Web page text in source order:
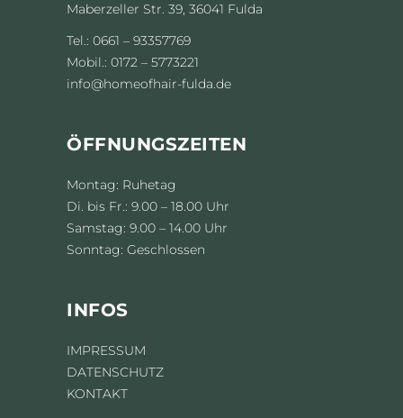
Maberzeller Str. 39, 36041 Fulda
Tel.: 0661 – 93357769
Mobil.: 0172 – 5773221
info@homeofhair-fulda.de
ÖFFNUNGSZEITEN
Montag: Ruhetag
Di. bis Fr.: 9.00 – 18.00 Uhr
Samstag: 9.00 – 14.00 Uhr
Sonntag: Geschlossen
INFOS
IMPRESSUM
DATENSCHUTZ
KONTAKT